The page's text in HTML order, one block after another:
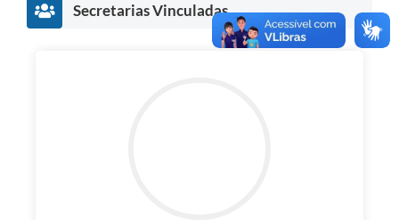
Diário OficialSecretarias Vinculadas